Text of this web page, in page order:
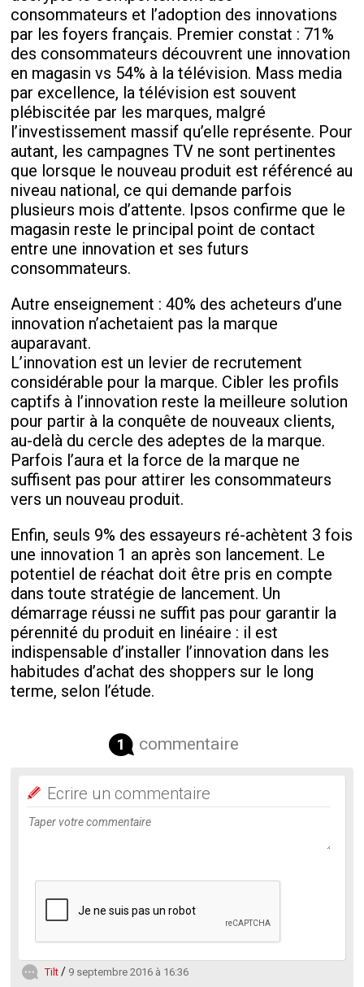
consommateurs et l’adoption des innovations
par les foyers français. Premier constat : 71%
des consommateurs découvrent une innovation
en magasin vs 54% à la télévision. Mass media
par excellence, la télévision est souvent
plébiscitée par les marques, malgré
l’investissement massif qu’elle représente. Pour
autant, les campagnes TV ne sont pertinentes
que lorsque le nouveau produit est référencé au
niveau national, ce qui demande parfois
plusieurs mois d’attente. Ipsos confirme que le
magasin reste le principal point de contact
entre une innovation et ses futurs
consommateurs.
Autre enseignement : 40% des acheteurs d’une
innovation n’achetaient pas la marque
auparavant.
L’innovation est un levier de recrutement
considérable pour la marque. Cibler les profils
captifs à l’innovation reste la meilleure solution
pour partir à la conquête de nouveaux clients,
au-delà du cercle des adeptes de la marque.
Parfois l’aura et la force de la marque ne
suffisent pas pour attirer les consommateurs
vers un nouveau produit.
Enfin, seuls 9% des essayeurs ré-achètent 3 fois
une innovation 1 an après son lancement. Le
potentiel de réachat doit être pris en compte
dans toute stratégie de lancement. Un
démarrage réussi ne suffit pas pour garantir la
pérennité du produit en linéaire : il est
indispensable d’installer l’innovation dans les
habitudes d’achat des shoppers sur le long
terme, selon l’étude.
1 commentaire
Ecrire un commentaire
Tilt 9 septembre 2016 à 16:36